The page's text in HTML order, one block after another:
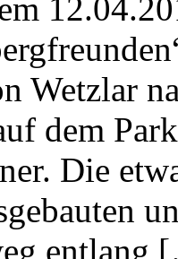
Wetzlar
dem
Die